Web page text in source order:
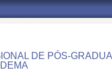
DE PÓS-